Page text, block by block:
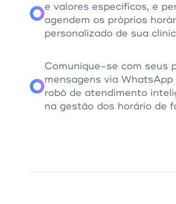
e valores específicos, e
agendem os próprios
personalizado de sua
Comunique-se com seus
mensagens via
robô de atendimento
na gestão dos horário de